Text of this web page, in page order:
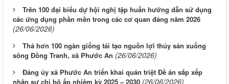
Trên 100 đại biểu dự hội nghị tập huấn hướng dẫn sử dụng
các ứng dụng phần mền trong các cơ quan đảng năm 2026
(26/06/2026)
Thả hơn 100 ngàn giống tái tạo nguồn lợi thủy sản xuống
sông Đồng Tranh, xã Phước An (26/06/2026)
Đảng ủy xã Phước An triển khai quán triệt Đề án sắp xếp
nhân sự chi bộ ấp nhiệm kỳ 2025 – 2030 (26/06/2026)